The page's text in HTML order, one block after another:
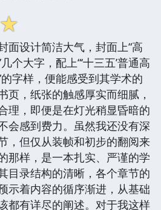
☆
面设计简洁大气，封面上“高
个大字，配上“‘十三五’普通高
字样，便能感受到其学术的
页，纸张的触感厚实而细腻，
理，即便是在灯光稍显昏暗的
会感到费力。虽然我还没有深
，但仅从装帧和初步的翻阅来
那样，是一本扎实、严谨的学
目录结构的清晰，各个章节的
示着内容的循序渐进，从基础
都有详尽的阐述。对于我这样